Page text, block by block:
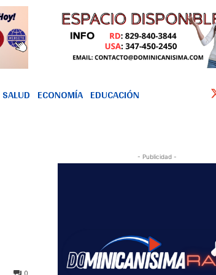
SALUD ECONOMÍA EDUCACIÓN
0
- Publicidad -